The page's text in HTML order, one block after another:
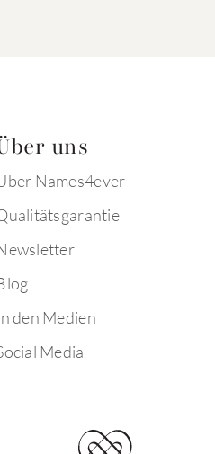
uns
Names4ever
den Medien
Media